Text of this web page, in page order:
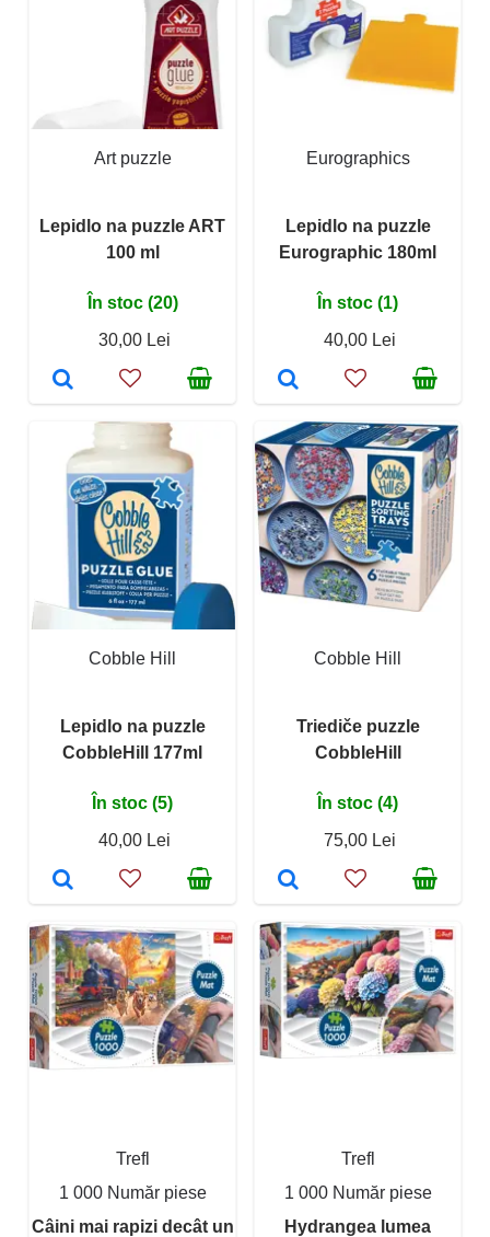
Art puzzle
Lepidlo na puzzle ART
100 ml
În stoc (20)
30,00 Lei
Eurographics
Lepidlo na puzzle
Eurographic 180ml
În stoc (1)
40,00 Lei
Cobble Hill
Lepidlo na puzzle
CobbleHill 177ml
În stoc (5)
40,00 Lei
Cobble Hill
Triediče puzzle
CobbleHill
În stoc (4)
75,00 Lei
Trefl
1 000 Număr piese
Câini mai rapizi decât un
Trefl
1 000 Număr piese
Hydrangea lumea